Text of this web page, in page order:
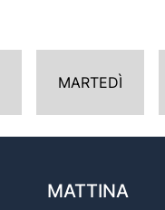
MARTEDÌ
MATTINA